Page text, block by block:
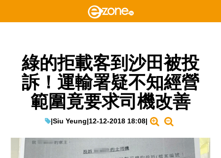
綠的拒載客到沙田被投
訴！運輸署疑不知經營
範圍竟要求司機改善
|Siu Yeung|12-12-2018 18:08|